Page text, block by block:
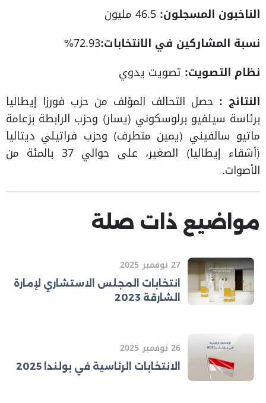
الناخبون المسجلون:
نسبة المشاركين في الانتخابات:72.93%
نظام التصويت: تصويت يدوي
النتائج : حصل التحالف المؤلف من حزب فورزا إيطاليا
برئاسة سيلفيو برلوسكوني (يسار) وحزب الرابطة بزعامة
ماتيو سالفيني (يمين متطرف) وحزب فراتيلي ديتاليا
(أشقاء إيطاليا) الصغير، على حوالي 37 بالمئة من
الأصوات.
مواضيع ذات صلة
27 نوفمبر 2025
انتخابات المجلس الاستشاري لإمارة
الشارقة 2023
26 نوفمبر 2025
الانتخابات الرئاسية في بولندا 2025